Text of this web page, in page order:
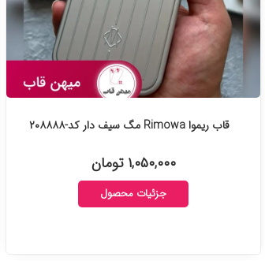
قاب ریموا Rimowa مگ سیف دار کد-۲۰۸۸۸۸
۱,۰۵۰,۰۰۰ تومان
جزئیات محصول